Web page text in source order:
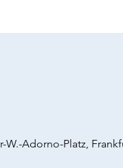
Adorno-Platz,